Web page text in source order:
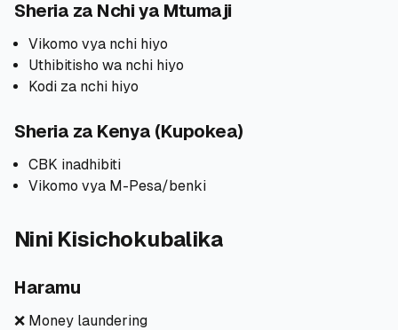
Sheria za Nchi ya Mtumaji
Vikomo vya nchi hiyo
Uthibitisho wa nchi hiyo
Kodi za nchi hiyo
Sheria za Kenya (Kupokea)
CBK inadhibiti
Vikomo vya M-Pesa/benki
Nini Kisichokubalika
Haramu
❌ Money laundering